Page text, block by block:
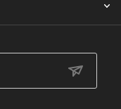
1, Level 1и СЕ EN